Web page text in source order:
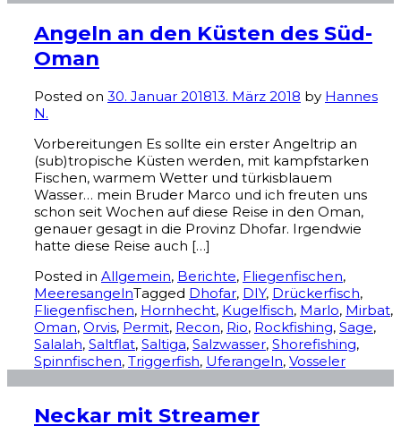
Angeln an den Küsten des Süd-
Oman
Posted on 30. Januar 201813. März 2018 by Hannes
N.
Vorbereitungen Es sollte ein erster Angeltrip an
(sub)tropische Küsten werden, mit kampfstarken
Fischen, warmem Wetter und türkisblauem
Wasser… mein Bruder Marco und ich freuten uns
schon seit Wochen auf diese Reise in den Oman,
genauer gesagt in die Provinz Dhofar. Irgendwie
hatte diese Reise auch […]
Posted in Allgemein, Berichte, Fliegenfischen,
MeeresangelnTagged Dhofar, DIY, Drückerfisch,
Fliegenfischen, Hornhecht, Kugelfisch, Marlo, Mirbat,
Oman, Orvis, Permit, Recon, Rio, Rockfishing, Sage,
Salalah, Saltflat, Saltiga, Salzwasser, Shorefishing,
Spinnfischen, Triggerfish, Uferangeln, Vosseler
Neckar mit Streamer